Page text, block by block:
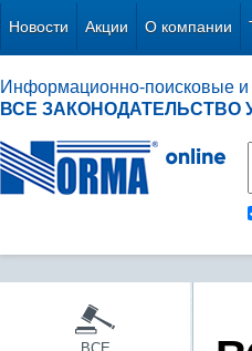
Новости Акции О компании
Информационно-поисковые и
ВСЕ ЗАКОНОДАТЕЛЬСТВО